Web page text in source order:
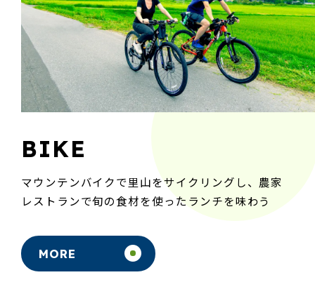
BIKE
マウンテンバイクで里山をサイクリングし、農家
レストランで旬の食材を使ったランチを味わう
MORE